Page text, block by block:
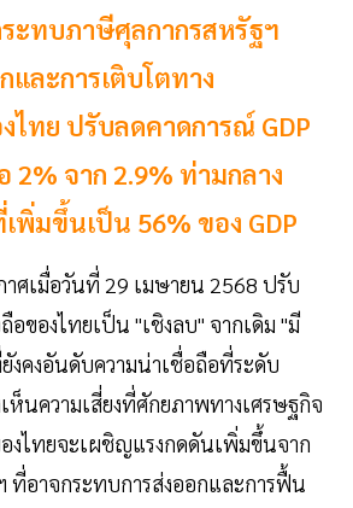
ะทบภาษีศุลกากรสหรัฐฯ
และการเติบโตทาง
ไทย ปรับลดคาดการณ์ GDP
2% จาก 2.9% ท่ามกลาง
พิ่มขึ้นเป็น 56% ของ GDP
าศเมื่อวันที่ 29 เมษายน 2568 ปรับ
อของไทยเป็น "เชิงลบ" จากเดิม "มี
งคงอันดับความน่าเชื่อถือที่ระดับ
เห็นความเสี่ยงที่ศักยภาพทางเศรษฐกิจ
งไทยจะเผชิญแรงกดดันเพิ่มขึ้นจาก
ที่อาจกระทบการส่งออกและการฟื้น